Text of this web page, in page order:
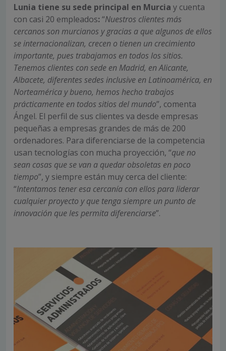
Lunia tiene su sede principal en Murcia y cuenta
con casi 20 empleados:“Nuestros clientes más
cercanos son murcianos y gracias a que algunos de ellos
se internacionalizan, crecen o tienen un crecimiento
importante, pues trabajamos en todos los sitios.
Tenemos clientes con sede en Madrid, en Alicante,
Albacete, diferentes sedes inclusive en Latinoamérica, en
Norteamérica y bueno, hemos hecho trabajos
prácticamente en todos sitios del mundo”, comenta
Ángel. El perfil de sus clientes va desde empresas
pequeñas a empresas grandes de más de 200
ordenadores. Para diferenciarse de la competencia
usan tecnologías con mucha proyección, “que no
sean cosas que se van a quedar obsoletas en poco
tiempo”, y siempre están muy cerca del cliente:
“Intentamos tener esa cercanía con ellos para liderar
cualquier proyecto y que tenga siempre un punto de
innovación que les permita diferenciarse”.